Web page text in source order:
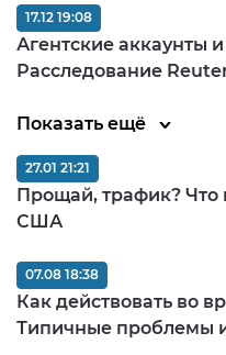
Агентские аккаунты
Расследование
17.12 19:08
Показать ещё
Прощай, трафик? Что
США
27.01 21:21
Как действовать во
Типичные проблемы
07.08 18:38